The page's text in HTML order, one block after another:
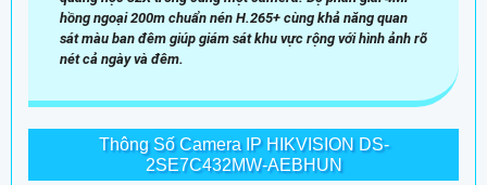
hồng ngoại 200m chuẩn nén H.265+ cùng khả năng quan
sát màu ban đêm giúp giám sát khu vực rộng với hình ảnh rõ
nét cả ngày và đêm.
Thông Số Camera IP HIKVISION DS-
2SE7C432MW-AEBHUN